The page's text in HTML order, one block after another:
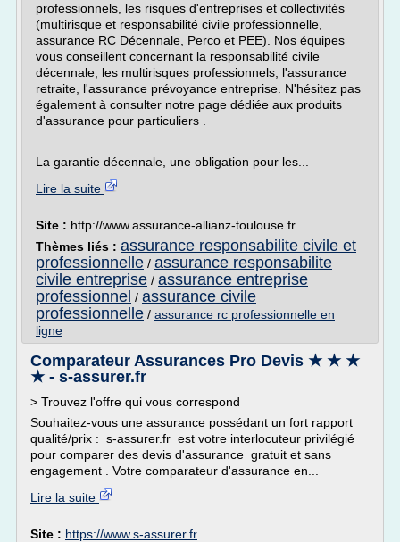
professionnels, les risques d'entreprises et collectivités
(multirisque et responsabilité civile professionnelle,
assurance RC Décennale, Perco et PEE). Nos équipes
vous conseillent concernant la responsabilité civile
décennale, les multirisques professionnels, l'assurance
retraite, l'assurance prévoyance entreprise. N'hésitez pas
également à consulter notre page dédiée aux produits
d'assurance pour particuliers .
La garantie décennale, une obligation pour les...
Lire la suite
Site : http://www.assurance-allianz-toulouse.fr
Thèmes liés : assurance responsabilite civile et
professionnelle / assurance responsabilite
civile entreprise / assurance entreprise
professionnel / assurance civile
professionnelle / assurance rc professionnelle en
ligne
Comparateur Assurances Pro Devis ★ ★ ★
★ - s-assurer.fr
> Trouvez l'offre qui vous correspond
Souhaitez-vous une assurance possédant un fort rapport
qualité/prix : s-assurer.fr est votre interlocuteur privilégié
pour comparer des devis d'assurance gratuit et sans
engagement . Votre comparateur d'assurance en...
Lire la suite
Site : https://www.s-assurer.fr